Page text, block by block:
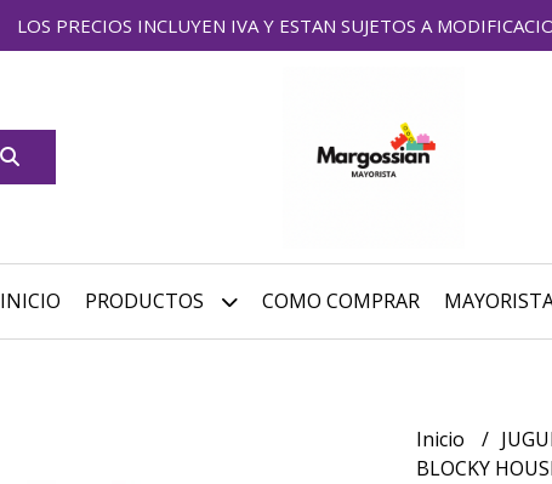
LOS PRECIOS INCLUYEN IVA Y ESTAN SUJETOS A
INICIO PRODUCTOS COMO COMPRAR
Inicio
BLOCKY